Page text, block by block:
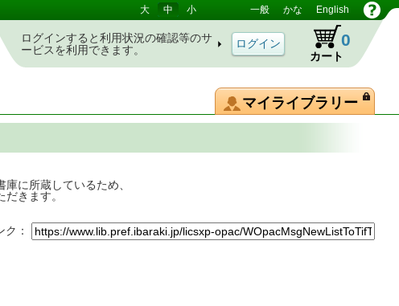
大 中 小 一般 かな English
ログインすると利用状況の確認等のサ
ービスを利用できます。
カート
0
マイライブラリー
に所蔵しているため、
きます。
ク：